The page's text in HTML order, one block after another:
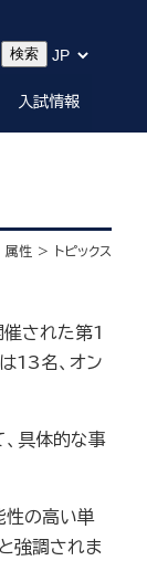
入試情報
属性 トピックス
された第1
13名、オン
具体的な事
性の高い単
強調されま